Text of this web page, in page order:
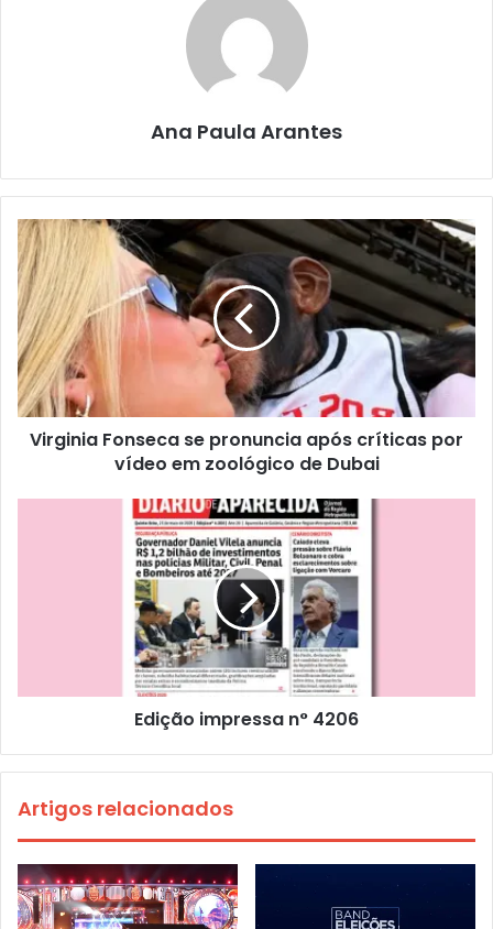
Ana Paula Arantes
Virginia Fonseca se pronuncia após críticas por
vídeo em zoológico de Dubai
Edição impressa n° 4206
Artigos relacionados